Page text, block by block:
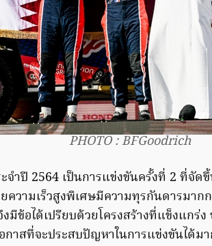
PHOTO : BFGoodrich
ะจำปี 2564 เป็นการแข่งขันครั้งที่ 2 ที่จั
ความเร็วสูงพิเศษมีความทุรกันดารมาก
ข้อได้เปรียบด้วยโครงสร้างที่แข็งแกร่
กาสที่จะประสบปัญหาในการแข่งขันได้ม